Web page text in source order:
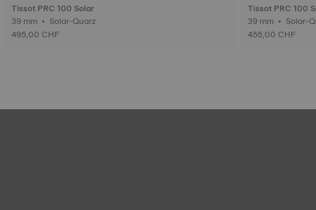
Tissot PRC 100 Solar
39 mm • Solar-Quarz
495,00 CHF
Tissot PRC 100
39 mm •
455,00 CHF